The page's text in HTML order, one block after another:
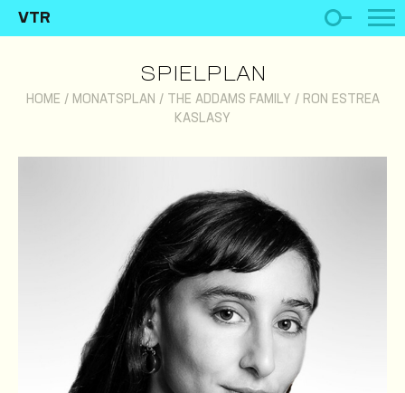
VTR
SPIELPLAN
HOME / MONATSPLAN / THE ADDAMS FAMILY / RON ESTREA
KASLASY